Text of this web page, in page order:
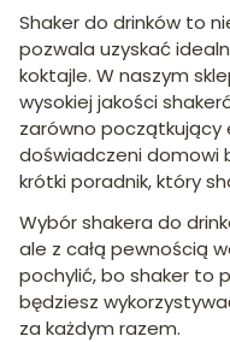
Shaker do drinków to
pozwala uzyskać
koktajle. W naszym
wysokiej jakości
zarówno początkujący
doświadczeni domowi
krótki poradnik, który
Wybór shakera do
ale z całą pewnością
pochylić, bo shaker to
będziesz
za każdym razem.